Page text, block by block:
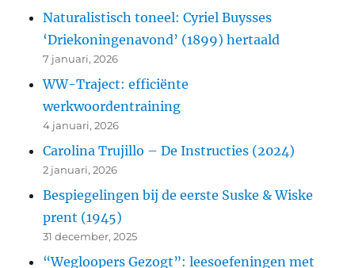
Naturalistisch toneel: Cyriel Buysses
‘Driekoningenavond’ (1899) hertaald
7 januari, 2026
WW-Traject: efficiënte
werkwoordentraining
4 januari, 2026
Carolina Trujillo – De Instructies (2024)
2 januari, 2026
Bespiegelingen bij de eerste Suske & Wiske
prent (1945)
31 december, 2025
“Wegloopers Gezogt”: leesoefeningen met